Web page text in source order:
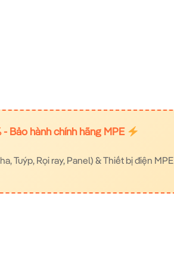
Bảo hành chính hãng MPE
Tuýp, Rọi ray, Panel) & Thiết bị điện MPE